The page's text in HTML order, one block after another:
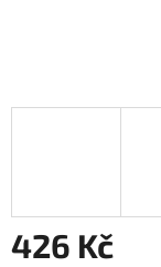
426 Kč